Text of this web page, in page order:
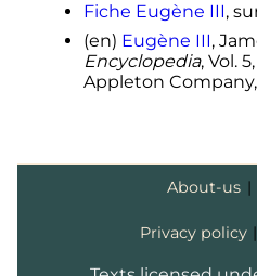
Fiche Eugène III,
(en) Eugène III,
Encyclopedia, Vol.
Appleton
About-us |
Privacy policy |